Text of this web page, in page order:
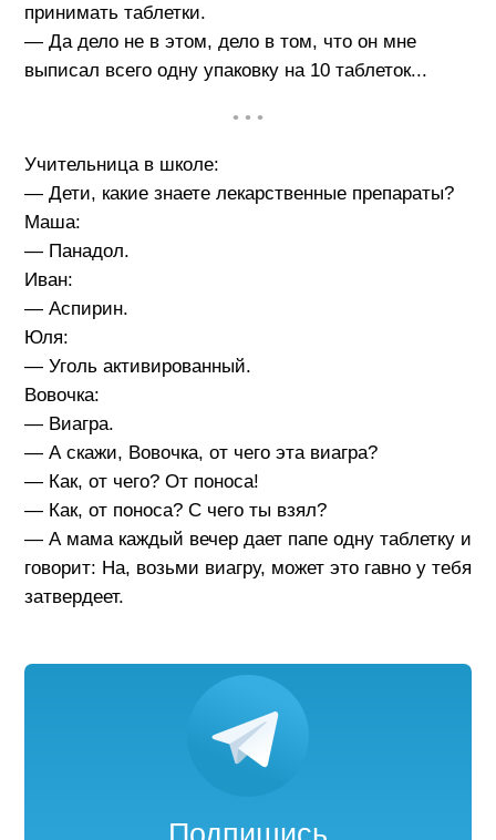
принимать таблетки.
— Да дело не в этом, дело в том, что он мне
выписал всего одну упаковку на 10 таблеток...
• • •
Учительница в школе:
— Дети, какие знаете лекарственные препараты?
Маша:
— Панадол.
Иван:
— Аспирин.
Юля:
— Уголь активированный.
Вовочка:
— Виагра.
— А скажи, Вовочка, от чего эта виагра?
— Как, от чего? От поноса!
— Как, от поноса? С чего ты взял?
— А мама каждый вечер дает папе одну таблетку и
говорит: На, возьми виагру, может это гавно у тебя
затвердеет.